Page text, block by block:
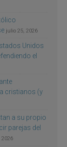
julio 25, 2026
Unidos
el
cristianos (y
a su propio
parejas del
2026